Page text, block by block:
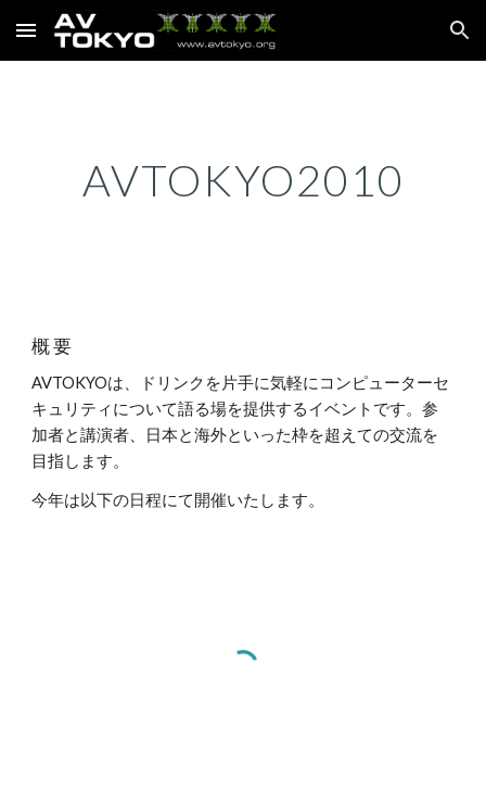
Skip to main content Skip to navigation
AVTOKYO2010
概 要
AVTOKYOは、ドリンクを片手に気軽にコンピューターセ
キュリティについて語る場を提供するイベントです。参
加者と講演者、日本と海外といった枠を超えての交流を
目指します。
今年は以下の日程にて開催いたします。